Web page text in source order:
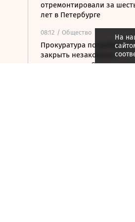
отремонтировали за
лет в Петербурге
08:12 / Общество
Прокуратура потребовала
закрыть незаконные
пансионаты в Стрельне
На